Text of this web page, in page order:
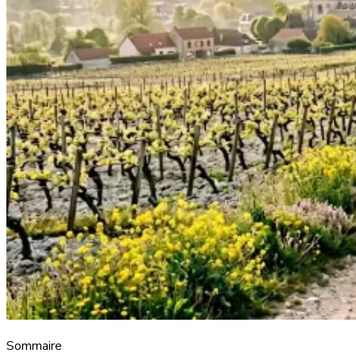
Sommaire